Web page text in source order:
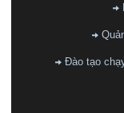
Đào tạo